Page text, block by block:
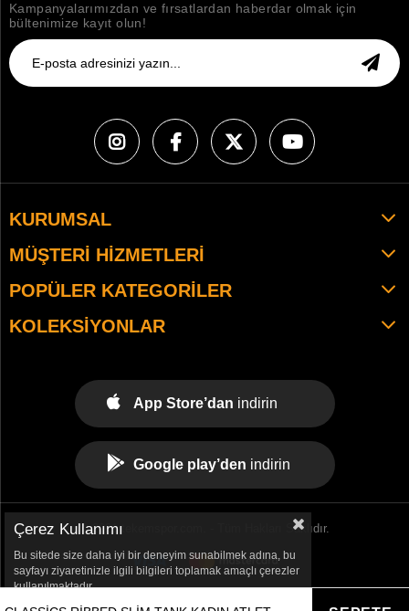
Kampanyalarımızdan ve fırsatlardan haberdar olmak için
bültenimize kayıt olun!
KURUMSAL
MÜŞTERI HIZMETLERI
POPÜLER KATEGORILER
KOLEKSIYONLAR
App Store’dan indirin
Google play’den indirin
© 2021 tekemspor.com. - Tüm Hakları Saklıdır.
Çerez Kullanımı
Bu sitede size daha iyi bir deneyim sunabilmek adına, bu
sayfayı ziyaretinizle ilgili bilgileri toplamak amaçlı çerezler
kullanılmaktadır.